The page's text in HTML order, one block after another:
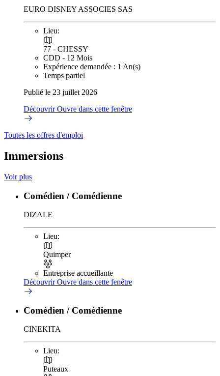
EURO DISNEY ASSOCIES SAS
Lieu:
77 - CHESSY
CDD - 12 Mois
Expérience demandée : 1 An(s)
Temps partiel
Publié le 23 juillet 2026
DécouvrirOuvre dans cette fenêtre
Toutes les offres d'emploi
Immersions
Voir plus
Comédien / Comédienne
DIZALE
Lieu:
Quimper
Entreprise accueillante
DécouvrirOuvre dans cette fenêtre
Comédien / Comédienne
CINEKITA
Lieu:
Puteaux